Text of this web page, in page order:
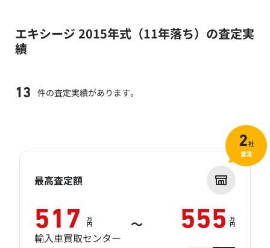
エキシージ 2015年式（11年落ち）の査定実
績
13 件の査定実績があります。
最高査定額
517 万
円 ～ 555 万
円
輸入車買取センター
2社
査定